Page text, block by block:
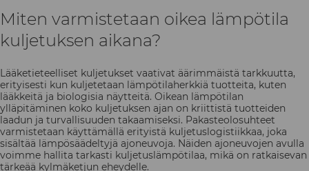
lämpösäädeltyjä
ajoneuvoja.
PÄIVYSTYS: 010 396 8600
Miten varmistetaan oikea lämpötila
kuljetuksen aikana?
Lääketieteelliset kuljetukset vaativat äärimmäistä tarkkuutta,
erityisesti kun kuljetetaan lämpötilaherkkiä tuotteita, kuten
lääkkeitä ja biologisia näytteitä. Oikean lämpötilan
ylläpitäminen koko kuljetuksen ajan on kriittistä tuotteiden
laadun ja turvallisuuden takaamiseksi. Pakasteolosuhteet
varmistetaan käyttämällä erityistä kuljetuslogistiikkaa, joka
sisältää lämpösäädeltyjä ajoneuvoja. Näiden ajoneuvojen avulla
voimme hallita tarkasti kuljetuslämpötilaa, mikä on ratkaisevan
tärkeää kylmäketjun eheydelle.